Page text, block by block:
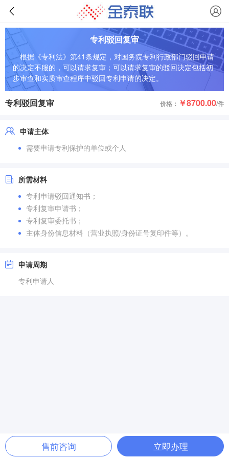
专利驳回复审
根据《专利法》第41条规定，对国务院专利行政部门驳回申请
的决定不服的，可以请求复审；可以请求复审的驳回决定包括初
步审查和实质审查程序中驳回专利申请的决定。
专利驳回复审 价格： ￥8700.00/件
申请主体
需要申请专利保护的单位或个人
所需材料
专利申请驳回通知书；
专利复审申请书；
专利复审委托书；
主体身份信息材料（营业执照/身份证号复印件等）。
申请周期
专利申请人
售前咨询 立即办理